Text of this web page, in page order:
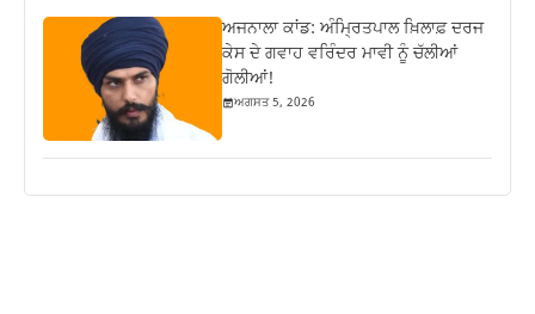
ਅਜਨਾਲਾ ਕਾਂਡ: ਅੰਮ੍ਰਿਤਪਾਲ ਖ਼ਿਲਾਫ਼ ਦਰਜ
ਕੇਸ ਦੇ ਗਵਾਹ ਵਰਿੰਦਰ ਮਾਵੀ ਨੂੰ ਚੱਲੀਆਂ
ਗੋਲੀਆਂ!
ਅਗਸਤ 5, 2026